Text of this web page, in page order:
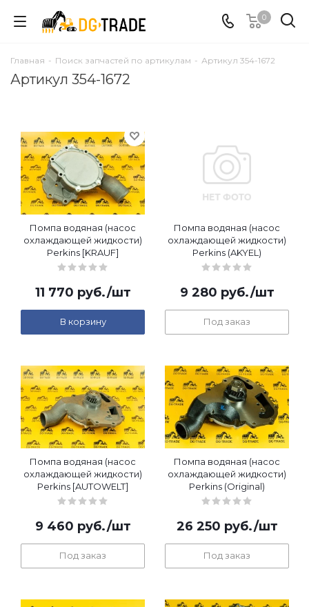
0
Главная - Поиск запчастей по артикулам - Артикул 354-1672
Артикул 354-1672
Помпа водяная (насос
охлаждающей жидкости)
Perkins [KRAUF]
11 770 руб./шт
В корзину
Помпа водяная (насос
охлаждающей жидкости)
Perkins (AKYEL)
9 280 руб./шт
Под заказ
Помпа водяная (насос
охлаждающей жидкости)
Perkins [AUTOWELT]
9 460 руб./шт
Под заказ
Помпа водяная (насос
охлаждающей жидкости)
Perkins (Original)
26 250 руб./шт
Под заказ